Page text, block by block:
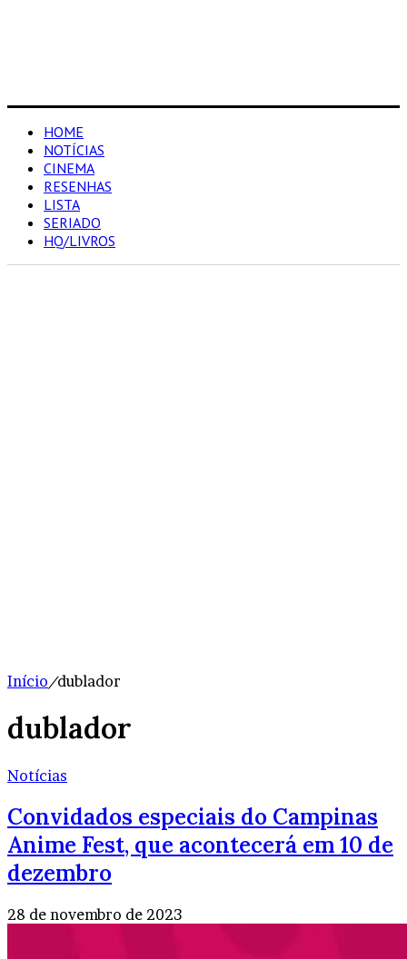
HOME
NOTÍCIAS
CINEMA
RESENHAS
LISTA
SERIADO
HQ/LIVROS
Início/dublador
dublador
Notícias
Convidados especiais do Campinas
Anime Fest, que acontecerá em 10 de
dezembro
28 de novembro de 2023